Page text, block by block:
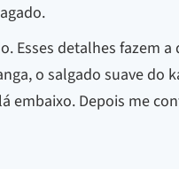
Esses detalhes fazem
o salgado suave do
embaixo. Depois me